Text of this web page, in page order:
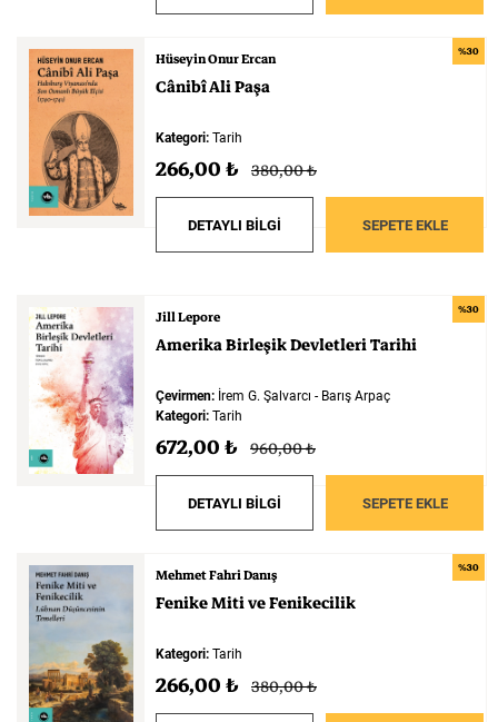
%30
Hüseyin Onur Ercan
CânibîAliPaşa
Kategori: Tarih
266,00 ₺ 380,00 ₺
DETAYLI BİLGİ SEPETE EKLE
%30
Jill Lepore
AmerikaBirleşikDevletleriTarihi
Çevirmen: İrem G. Şalvarcı - Barış Arpaç
Kategori: Tarih
672,00 ₺ 960,00 ₺
DETAYLI BİLGİ SEPETE EKLE
%30
Mehmet Fahri Danış
FenikeMitiveFenikecilik
Kategori: Tarih
266,00 ₺ 380,00 ₺